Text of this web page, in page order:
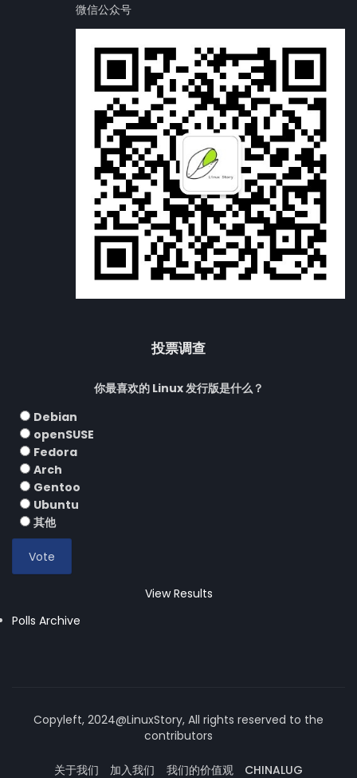
微信公众号
投票调查
你最喜欢的 Linux 发行版是什么？
Debian
openSUSE
Fedora
Arch
Gentoo
Ubuntu
其他
View Results
Polls Archive
Copyleft, 2024@LinuxStory, All rights reserved to the
contributors
关于我们 加入我们 我们的价值观 CHINALUG